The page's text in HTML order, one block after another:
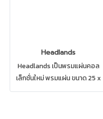
Headlands
Headlands เป็นพรมแผ่นคอล
เล็กชั่นใหม่ พรมแผ่น ขนาด 25 x
100 cm. ดีไซน์สวยงสม สามารถ